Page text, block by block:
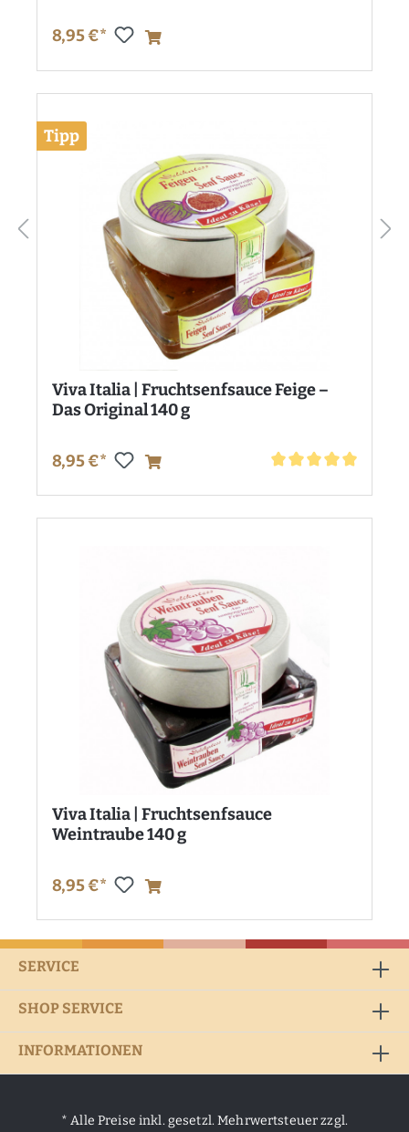
8,95 €*
Tipp
Viva Italia | Fruchtsenfsauce Feige –
Das Original 140 g
8,95 €*
Viva Italia | Fruchtsenfsauce
Weintraube 140 g
8,95 €*
SERVICE
SHOP SERVICE
INFORMATIONEN
* Alle Preise inkl. gesetzl. Mehrwertsteuer zzgl.